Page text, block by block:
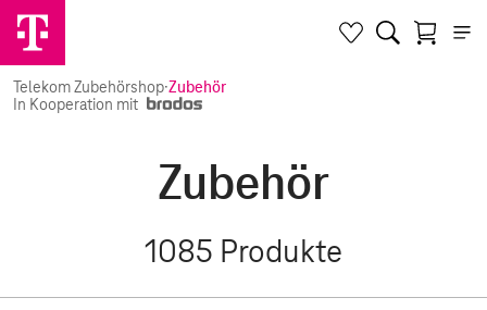
Telekom Zubehörshop·Zubehör
In Kooperation mit
Zubehör
1085 Produkte